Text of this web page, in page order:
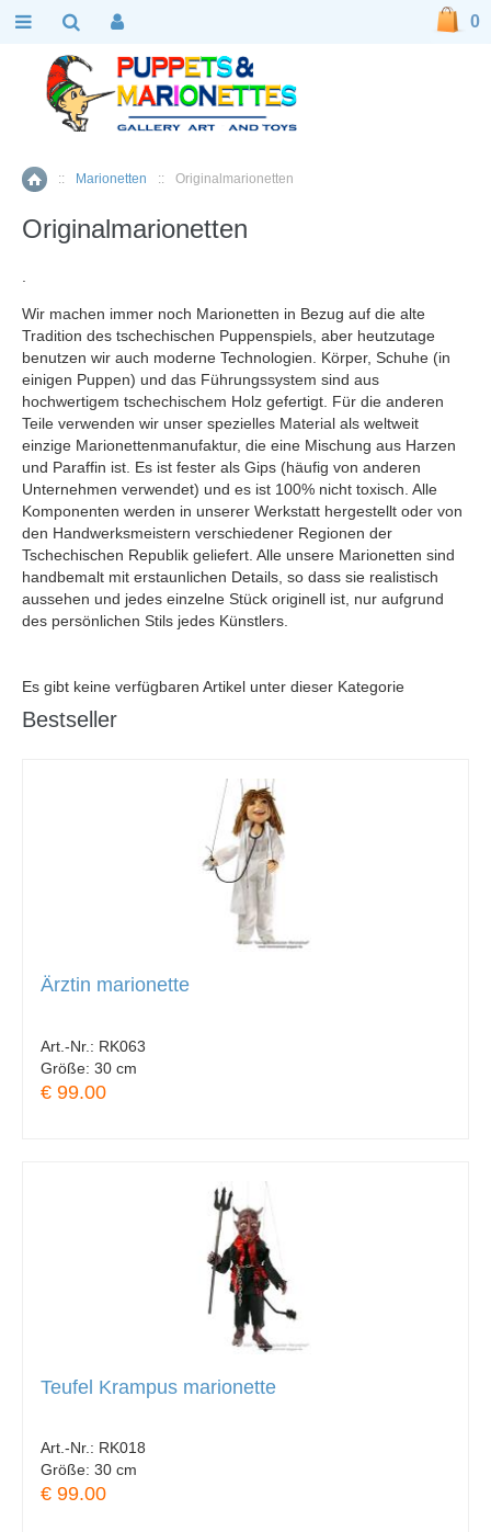
Home
:: Marionetten :: Originalmarionetten
Originalmarionetten
Wir machen immer noch Marionetten in Bezug auf die alte
Tradition des tschechischen Puppenspiels, aber heutzutage
benutzen wir auch moderne Technologien. Körper, Schuhe (in
einigen Puppen) und das Führungssystem sind aus
hochwertigem tschechischem Holz gefertigt. Für die anderen
Teile verwenden wir unser spezielles Material als weltweit
einzige Marionettenmanufaktur, die eine Mischung aus Harzen
und Paraffin ist. Es ist fester als Gips (häufig von anderen
Unternehmen verwendet) und es ist 100% nicht toxisch. Alle
Komponenten werden in unserer Werkstatt hergestellt oder von
den Handwerksmeistern verschiedener Regionen der
Tschechischen Republik geliefert. Alle unsere Marionetten sind
handbemalt mit erstaunlichen Details, so dass sie realistisch
aussehen und jedes einzelne Stück originell ist, nur aufgrund
des persönlichen Stils jedes Künstlers.
Es gibt keine verfügbaren Artikel unter dieser Kategorie
Bestseller
Ärztin marionette
Art.-Nr.: RK063
Größe: 30 cm
€ 99.00
Teufel Krampus marionette
Art.-Nr.: RK018
Größe: 30 cm
€ 99.00
0